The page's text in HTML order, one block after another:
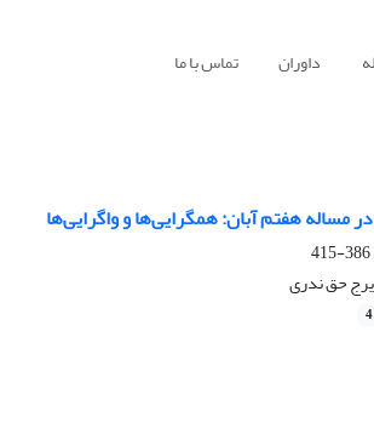
داوران تماس با ما
مساله هفتم آبان: همگرایی‌ها و واگرایی‌ها
386-415
حق ندری